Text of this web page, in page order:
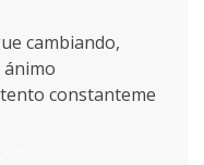
cambiando,
constanteme